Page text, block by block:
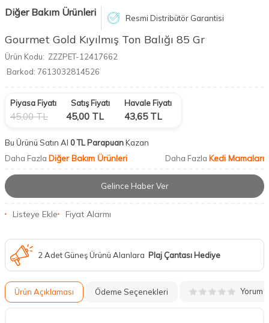
Diğer Bakım Ürünleri Resmi Distribütör Garantisi
Gourmet Gold Kıyılmış Ton Balığı 85 Gr
Ürün Kodu: ZZZPET-12417662
Barkod: 7613032814526
Piyasa Fiyatı
45,00TL
Satış Fiyatı
45,00 TL
Havale Fiyatı
43,65TL
Bu Ürünü Satın Al 0 TL ParapuanKazan
Daha Fazla Diğer Bakım Ürünleri Daha Fazla Kedi Mamaları
Gelince Haber Ver
Listeye Ekle Fiyat Alarmı
2 Adet Güneş Ürünü Alanlara Plaj Çantası Hediye
Ürün Açıklaması Ödeme Seçenekleri Yorum